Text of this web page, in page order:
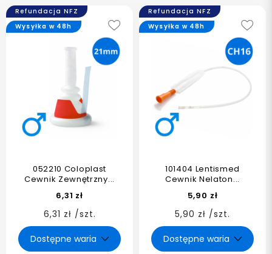
Refundacja NFZ
052210 Coloplast
Cewnik Zewnętrzny...
6,31 zł
6,31 zł /szt.
Wysyłka w 48h
Refundacja NFZ
101404 Lentismed
Cewnik Nelaton...
5,90 zł
5,90 zł /szt.
Wysyłka w 48h